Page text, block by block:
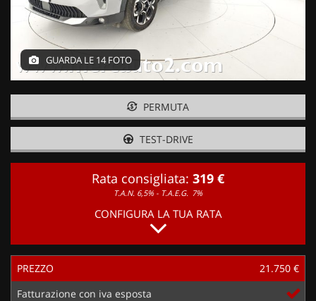
GUARDA LE 14 FOTO
PERMUTA
TEST-DRIVE
Rata consigliata: 319 €
T.A.N. 6,5% - T.A.E.G. 7%
CONFIGURA LA TUA RATA
PREZZO
21.750 €
Fatturazione con iva esposta